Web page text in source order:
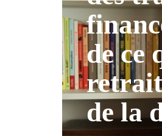
de ce
de la